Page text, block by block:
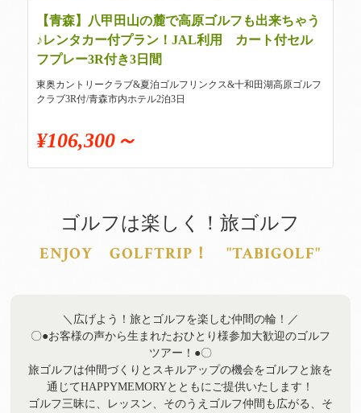
【青森】八甲田山の麓で高原ゴルフも出来ちゃう
♪レンタカー付プラン！JAL利用 カート付セル
フプレー3R付き3日間
東奥カントリークラブ&夏泊ゴルフリンクス&十和田湖高原ゴルフ
クラブ3R付/青森市内ホテル2泊3日
¥106,300～
ゴルフは楽しく！旅ゴルフ
ENJOY GOLFTRIP！ "TABIGOLF"
＼広げよう！旅とゴルフを楽しむ仲間の輪！／
〇●お客様の声から生まれたおひとり様参加大歓迎のゴルフ
ツアー！●〇
旅ゴルフは仲間づくりとスキルアップの機会をゴルフと旅を
通じてHAPPYMEMORYとともにご提供いたします！
ゴルフ三昧に、レッスン、そのうえゴルフ仲間も広がる、そ